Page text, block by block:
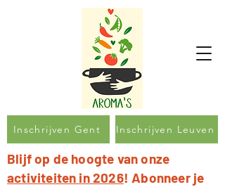
Inschrijven Gent Inschrijven Leuven
Blijf op de hoogte van onze
activiteiten in 2026! Abonneer je